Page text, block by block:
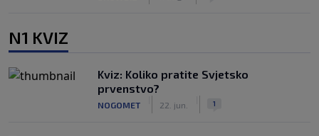
N1 KVIZ
Kviz: Koliko pratite Svjetsko
prvenstvo?
NOGOMET 22. jun. 1